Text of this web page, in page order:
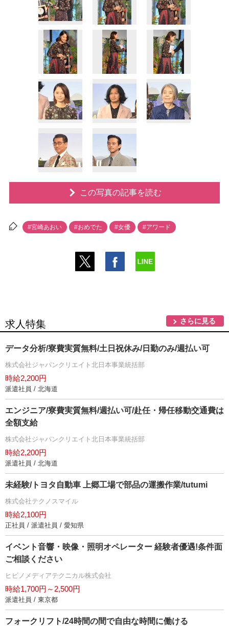
この写真の記事を読む
#宮崎あおい #おめでた #女優 #アワード
求人特集 さらに見る
データ分析/寮費実質無料/土日祝休み/日勤のみ/週払い可
株式会社ジャパンクリエイト北日本事業統括部
時給2,200円
派遣社員 / 北海道
エンジニア/寮費実質無料/週払い可/赴任・帰任移動交通費は
全額支給
株式会社ジャパンクリエイト北日本事業統括部
時給2,200円
派遣社員 / 北海道
未経験/トヨタ自動車 上郷工場で部品の運搬作業/tutumi
株式会社テクノスマイル
時給2,100円
正社員 / 派遣社員 / 愛知県
イベント音響・映像・照明オペレーター 経験者優遇!条件面
ご相談ください
ヒビノメディアテクニカル株式会社
時給1,700円～2,500円
派遣社員 / 東京都
フォークリフト/24時間の間で自由な時間に働ける